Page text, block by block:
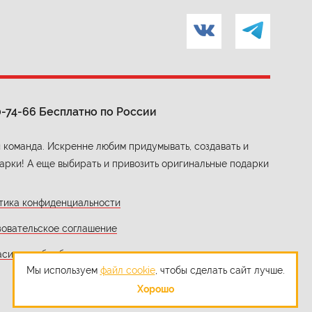
74-66 Бесплатно по России
команда. Искренне любим придумывать, создавать и
А еще выбирать и привозить оригинальные подарки
конфиденциальности
соглашение
на обработку персональных данных
Мы используем файл cookie, чтобы сделать сайт лучше.
Хорошо